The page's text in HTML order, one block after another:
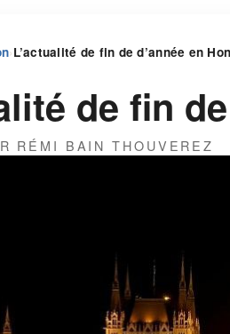
›L’actualité de fin de d’année en
de fin
RÉMI BAIN THOUVEREZ